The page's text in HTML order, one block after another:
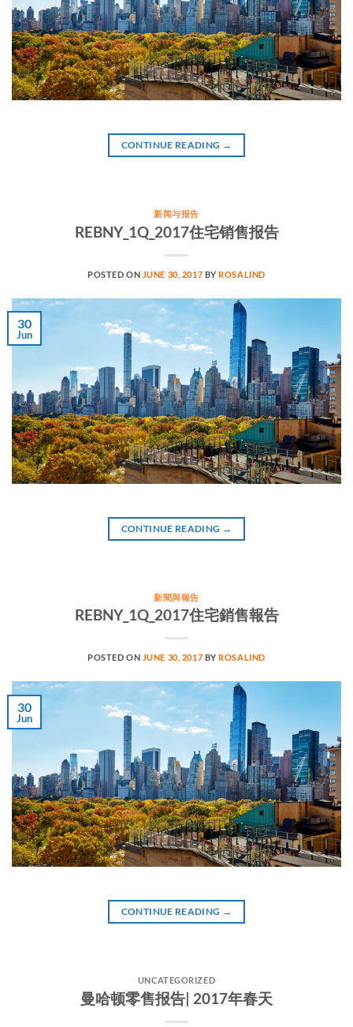
CONTINUE READING →
新闻与报告
REBNY_1Q_2017住宅销售报告
POSTED ON JUNE 30, 2017 BYROSALIND
30
Jun
CONTINUE READING →
新聞與報告
REBNY_1Q_2017住宅銷售報告
POSTED ON JUNE 30, 2017 BYROSALIND
30
Jun
CONTINUE READING →
UNCATEGORIZED
曼哈顿零售报告| 2017年春天